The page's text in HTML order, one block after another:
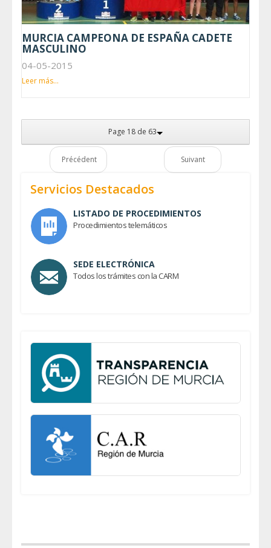
MURCIA CAMPEONA DE ESPAÑA CADETE
MASCULINO
04-05-2015
Leer más...
Page 18 de 63
Précédent Suivant
Servicios Destacados
LISTADO DE PROCEDIMIENTOS
Procedimientos telemáticos
SEDE ELECTRÓNICA
Todos los trámites con la CARM